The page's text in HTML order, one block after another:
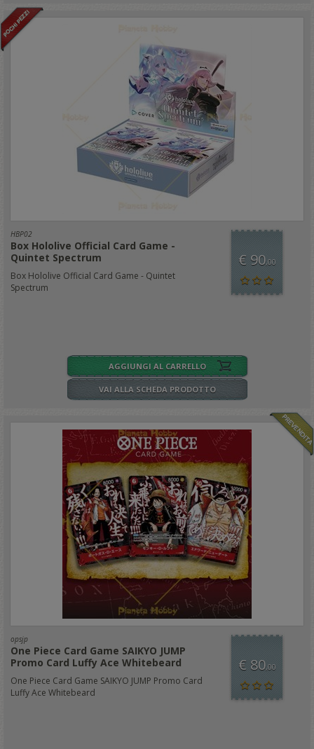
HBP02
Box Hololive Official Card Game -
Quintet Spectrum
Box Hololive Official Card Game - Quintet
Spectrum
€ 90,00
AGGIUNGI AL CARRELLO
VAI ALLA SCHEDA PRODOTTO
opsjp
One Piece Card Game SAIKYO JUMP
Promo Card Luffy Ace Whitebeard
One Piece Card Game SAIKYO JUMP Promo Card
Luffy Ace Whitebeard
€ 80,00